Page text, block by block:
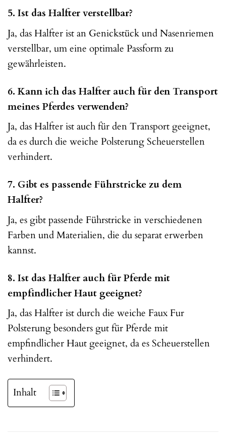
5. Ist das Halfter verstellbar?
Ja, das Halfter ist an Genickstück und Nasenriemen
verstellbar, um eine optimale Passform zu
gewährleisten.
6. Kann ich das Halfter auch für den Transport
meines Pferdes verwenden?
Ja, das Halfter ist auch für den Transport geeignet,
da es durch die weiche Polsterung Scheuerstellen
verhindert.
7. Gibt es passende Führstricke zu dem
Halfter?
Ja, es gibt passende Führstricke in verschiedenen
Farben und Materialien, die du separat erwerben
kannst.
8. Ist das Halfter auch für Pferde mit
empfindlicher Haut geeignet?
Ja, das Halfter ist durch die weiche Faux Fur
Polsterung besonders gut für Pferde mit
empfindlicher Haut geeignet, da es Scheuerstellen
verhindert.
Inhalt